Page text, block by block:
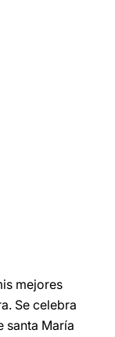
mejores
Se celebra
santa María